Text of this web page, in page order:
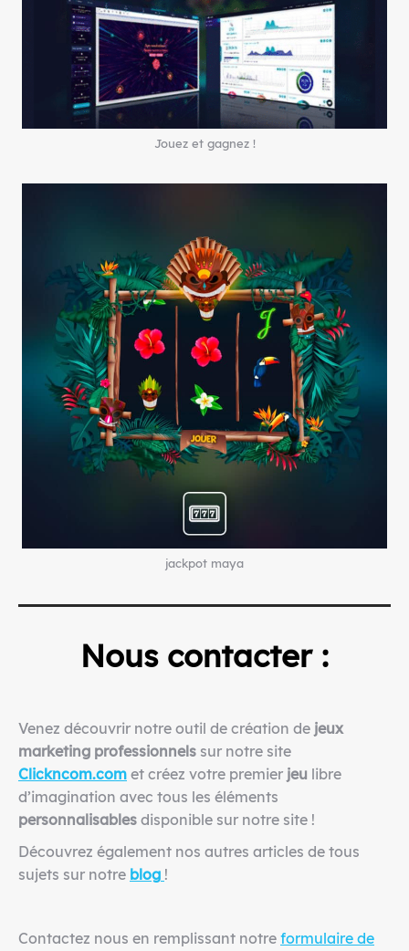
Jouez et gagnez !
jackpot maya
Nous contacter :
Venez découvrir notre outil de création de jeux
marketing professionnels sur notre site
Clickncom.com et créez votre premier jeu libre
d’imagination avec tous les éléments
personnalisables disponible sur notre site !
Découvrez également nos autres articles de tous
sujets sur notre blog !
Contactez nous en remplissant notre formulaire de